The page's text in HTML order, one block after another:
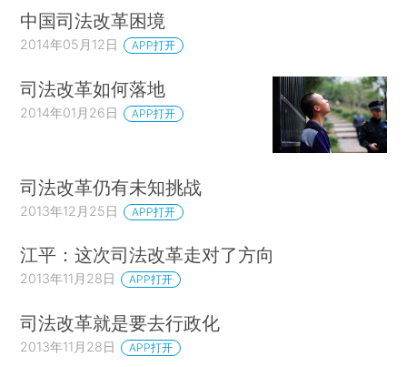
中国司法改革困境
2014年05月12日 APP打开
司法改革如何落地
2014年01月26日 APP打开
司法改革仍有未知挑战
2013年12月25日 APP打开
江平：这次司法改革走对了方向
2013年11月28日 APP打开
司法改革就是要去行政化
2013年11月28日 APP打开